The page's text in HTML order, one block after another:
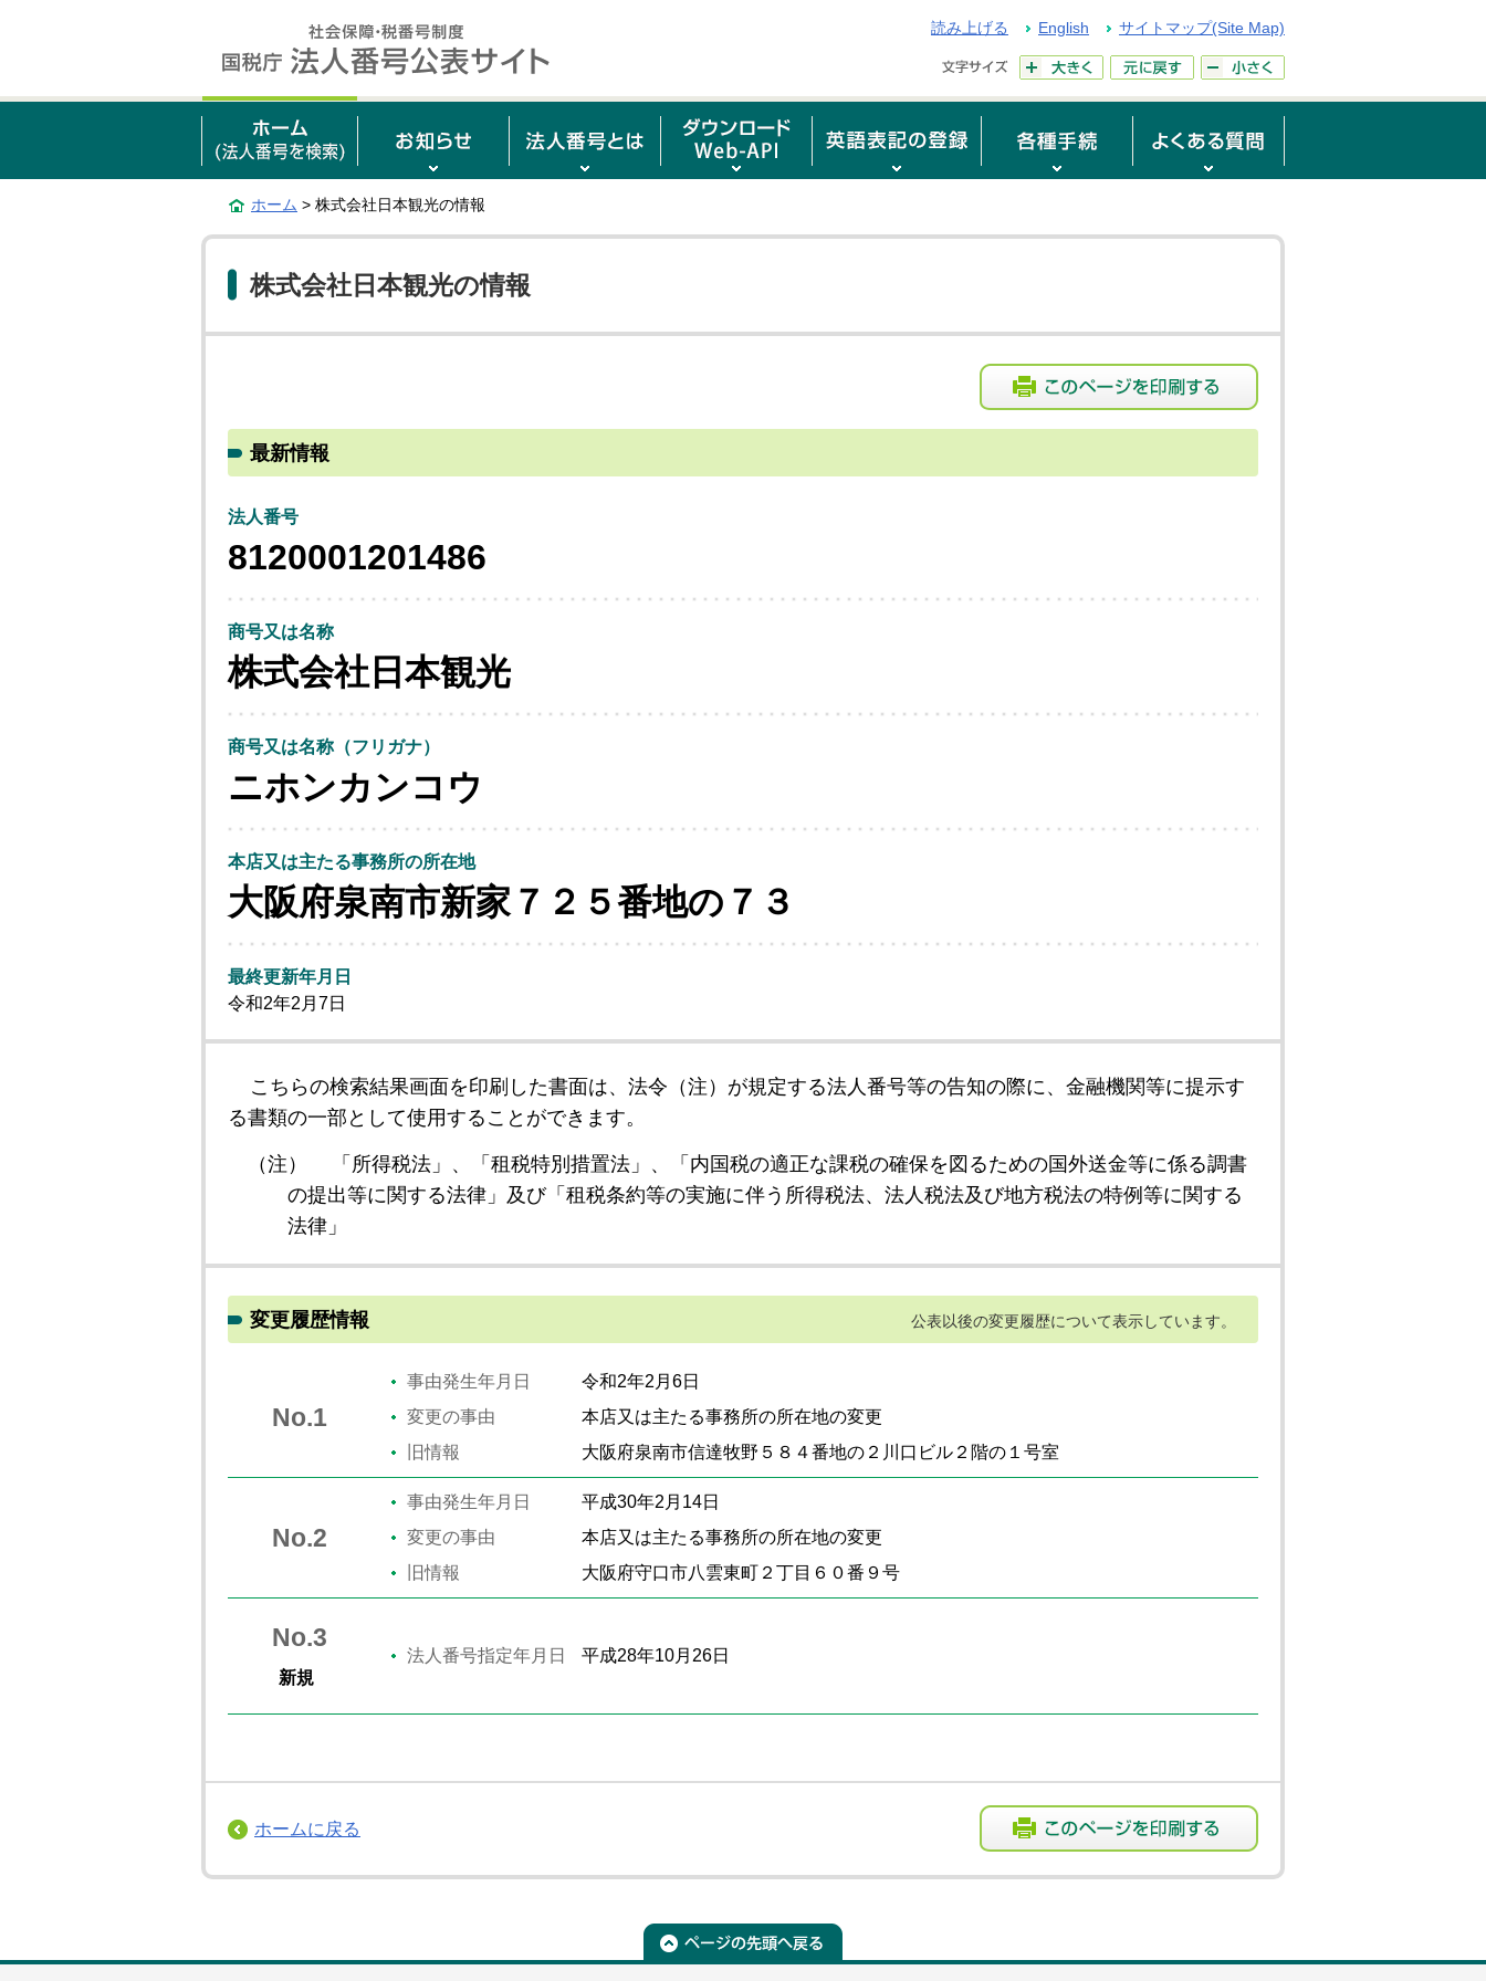
読み上げる English サイトマップ(Site Map)
ホーム > 株式会社日本観光の情報
株式会社日本観光の情報
最新情報
法人番号
8120001201486
商号又は名称
株式会社日本観光
商号又は名称（フリガナ）
ニホンカンコウ
本店又は主たる事務所の所在地
大阪府泉南市新家７２５番地の７３
最終更新年月日
令和2年2月7日
こちらの検索結果画面を印刷した書面は、法令（注）が規定する法人番号等の告知の際に、金融機関等に提示す
る書類の一部として使用することができます。
（注）
「所得税法」、「租税特別措置法」、「内国税の適正な課税の確保を図るための国外送金等に係る調書
の提出等に関する法律」及び「租税条約等の実施に伴う所得税法、法人税法及び地方税法の特例等に関する
法律」
変更履歴情報 公表以後の変更履歴について表示しています。
No.1
事由発生年月日
令和2年2月6日
変更の事由
本店又は主たる事務所の所在地の変更
旧情報
大阪府泉南市信達牧野５８４番地の２川口ビル２階の１号室
No.2
事由発生年月日
平成30年2月14日
変更の事由
本店又は主たる事務所の所在地の変更
旧情報
大阪府守口市八雲東町２丁目６０番９号
No.3
新規
法人番号指定年月日 平成28年10月26日
ホームに戻る